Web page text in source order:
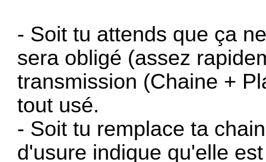
- Soit tu attends que ça
sera obligé (assez
transmission (Chaine +
tout usé.
- Soit tu remplace ta
d'usure indique qu'elle